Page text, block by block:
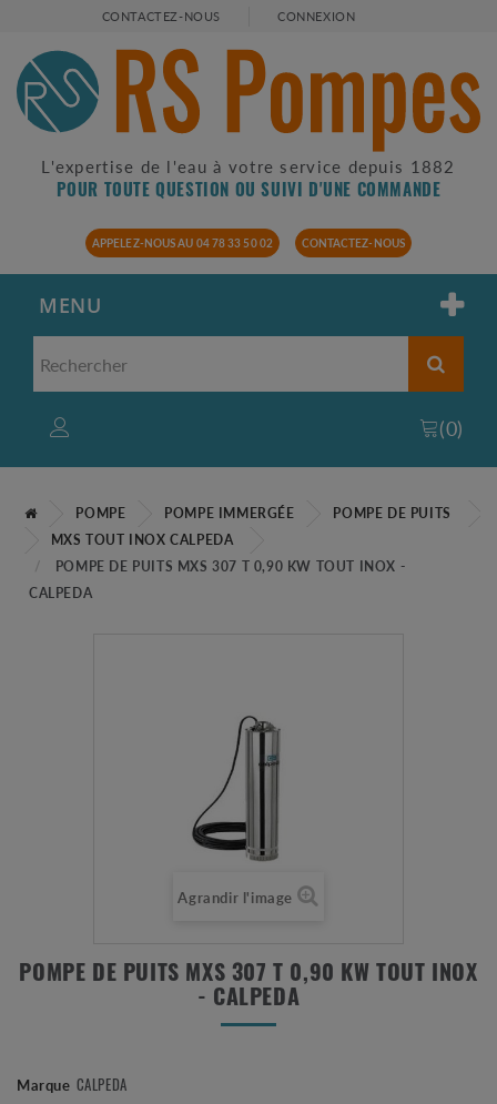
CONTACTEZ-NOUS CONNEXION
L'expertise de l'eau à votre service depuis 1882
POUR TOUTE QUESTION OU SUIVI D'UNE COMMANDE
APPELEZ-NOUS AU 04 78 33 50 02 CONTACTEZ-NOUS
MENU
(0)
POMPE POMPE IMMERGÉE
POMPE DE PUITS
MXS TOUT INOX CALPEDA
POMPE DE PUITS MXS 307 T 0,90 KW TOUT INOX -
CALPEDA
Agrandir l'image
POMPE DE PUITS MXS 307 T 0,90 KW TOUT INOX
- CALPEDA
Marque CALPEDA